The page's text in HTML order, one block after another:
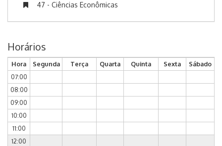
47 - Ciências Econômicas
Horários
Hora Segunda Terça Quarta Quinta Sexta
Sábado
07:00
08:00
09:00
10:00
11:00
12:00